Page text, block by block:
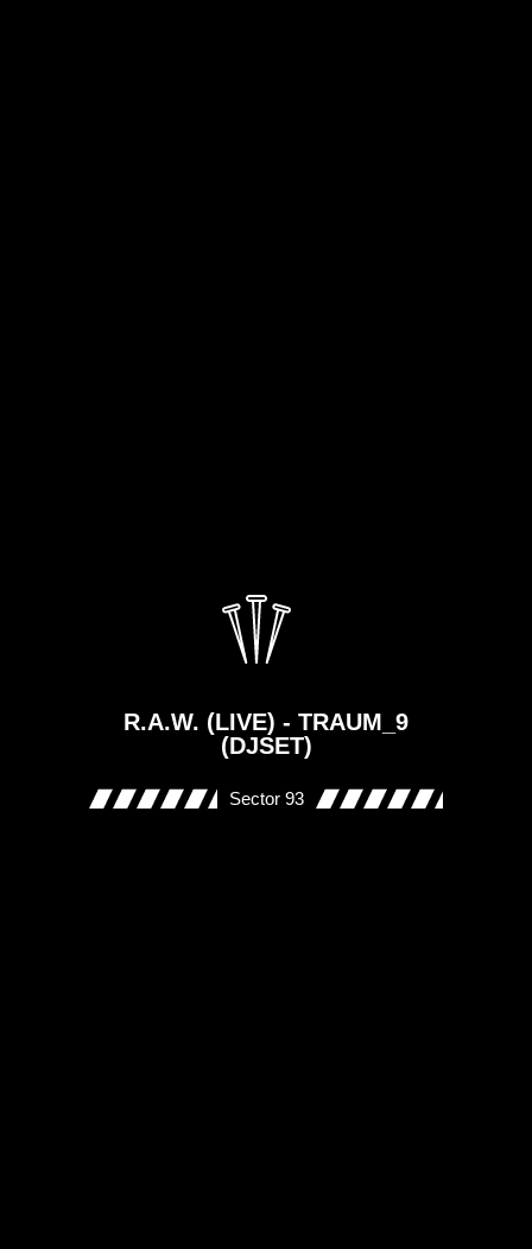
R.A.W. (LIVE) - TRAUM_9
(DJSET)
Sector 93